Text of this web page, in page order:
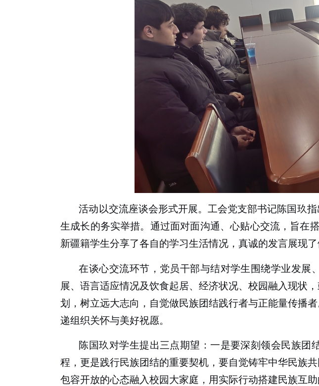
活动以交流座谈会形式开展。工会党支部书记陈国玖
生成长的务实举措。通过面对面沟通、心贴心交流，旨在
新疆籍学生分享了各自的学习生活情况，真诚的发言展现了
在谈心交流环节，党员干部与结对学生围绕学业发展
展、语言适应情况及饮食起居、经济状况、校园融入现状
划，树立远大志向，自觉做民族团结践行者与正能量传播
递组织关怀与美好祝愿。
陈国玖对学生提出三点期望：一是要深刻领会民族团
程，更是践行民族团结的重要契机，要自觉铸牢中华民族
包容开放的心态融入校园大家庭，用实际行动搭建民族互